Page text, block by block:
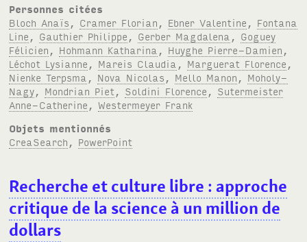
Personnes citées
Bloch Anaïs
Cramer Florian Ebner Valentine
Fontana
Line
Gauthier Philippe Gerber Magdalena
Goguey
Félicien
Hohmann Katharina Huyghe Pierre-Damien
Léchot Lysianne
Mareis Claudia Marguerat Florence
Nienke Terpsma
Nova Nicolas Mello Manon
Moholy-
Nagy
Mondrian Piet Soldini Florence
Sutermeister
Anne-Catherine ,Westermeyer Frank
Objets mentionnés
CreaSearch
PowerPoint
Recherche et culture libre : approche
critique de la science à un million de
dollars